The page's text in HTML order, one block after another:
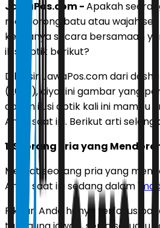
JawaPos.com -Apakah
mendorong batu atau wajah
keduanya secara bersamaan
ilusi optik berikut?
Dilansir JawaPos.com dari
(26/5), diyakini gambar yang
dalam ilusi optik kali ini mampu
Anda saat ini. Berikut arti
1. Seorang Pria yang
Melihat seorang pria yang
Anda saat ini sedang dalam '
Pikiran Anda hanya terfokus